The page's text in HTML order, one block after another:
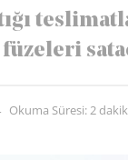
füzeleri
Okuma Süresi: 2